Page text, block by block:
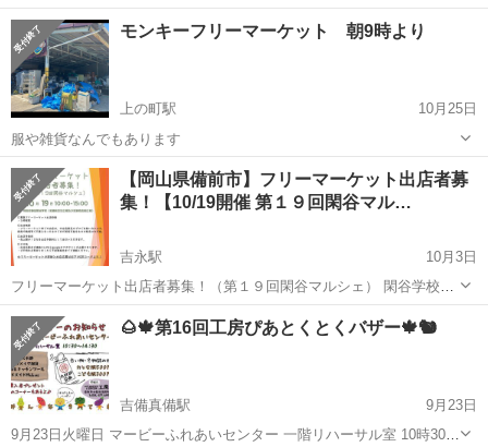
か〜😊😊😊 大量の服があります。 ガレージセールしようか迷ってお
ります。 行きたい！そんな方おられませんか？ フリマには持って行き
きらない量あるので ガレッジ...
岡山 備前市 香登駅 フリーマーケット セール
モンキーフリーマーケット 朝9時より
上の町駅
10月25日
服や雑貨なんでもあります
岡山 倉敷市 上の町駅 フリーマーケット 雑貨
【岡山県備前市】フリーマーケット出店者募
集！【10/19開催 第１９回閑谷マル…
吉永駅
10月3日
フリーマーケット出店者募集！（第１９回閑谷マルシェ） 閑谷学校よ
りお知らせです。 毎月第３日曜日に開催されている閑谷マルシェです
が、次回１０月１９日に行われる第１９回閑谷マルシェにおいてフリ
ーマーケットスペースを設け...
岡山 吉永駅 フリーマーケット マルシェ
🌰🍁第16回工房ぴあとくとくバザー🍁🐿️
吉備真備駅
9月23日
9月23日火曜日 マービーふれあいセンター 一階リハーサル室 10時30